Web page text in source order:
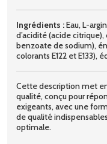
Ingrédients :Eau, L-
d’acidité (acide
benzoate de sodium),
colorants E122 et E133),
Cette description met
qualité, conçu pour
exigeants, avec une
de qualité
optimale.